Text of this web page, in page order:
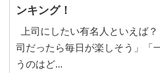
ンキング！
上司にしたい有名人といえば
司だったら毎日が楽しそう」「
うのはど...